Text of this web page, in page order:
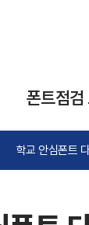
폰트점검
학교 안심폰트